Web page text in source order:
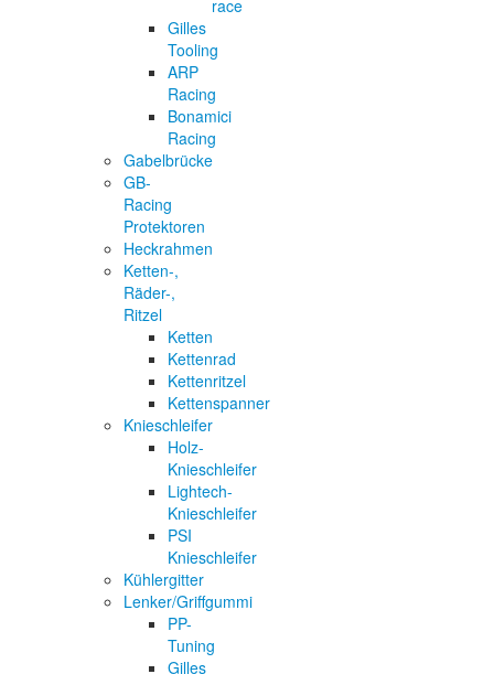
race
Gilles
Tooling
ARP
Racing
Bonamici
Racing
Gabelbrücke
GB-
Racing
Protektoren
Heckrahmen
Ketten-,
Räder-,
Ritzel
Ketten
Kettenrad
Kettenritzel
Kettenspanner
Knieschleifer
Holz-
Knieschleifer
Lightech-
Knieschleifer
PSI
Knieschleifer
Kühlergitter
Lenker/Griffgummi
PP-
Tuning
Gilles